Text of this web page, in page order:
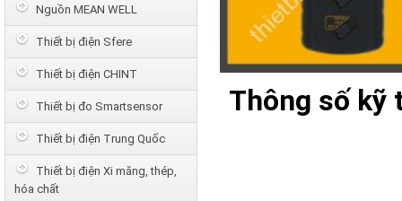
Thông số kỹ
Nguồn MEAN WELL
Thiết bị điện Sfere
Thiết bị điện CHINT
Thiết bị đo Smartsensor
Thiết bị điện Trung Quốc
Thiết bị điện Xi măng, thép,
hóa chất